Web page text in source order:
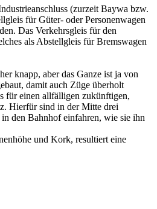
(zurzeit Baywa bzw.
für Güter- oder Personenwagen
Das Verkehrsgleis für den
als Abstellgleis für Bremswagen
knapp, aber das Ganze ist ja von
damit auch Züge überholt
für einen allfälligen zukünftigen,
Hierfür sind in der Mitte drei
den Bahnhof einfahren, wie sie ihn
und Kork, resultiert eine